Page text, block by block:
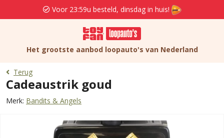
Voor 23:59u besteld, dinsdag in huis!
Het grootste aanbod loopauto's van Nederland
Terug
Cadeaustrik goud
Merk: Bandits & Angels